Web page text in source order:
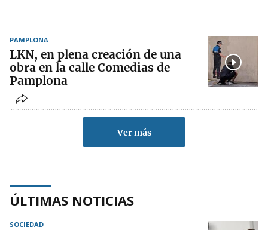
PAMPLONA
LKN, en plena creación de una
obra en la calle Comedias de
Pamplona
Ver más
ÚLTIMAS NOTICIAS
SOCIEDAD